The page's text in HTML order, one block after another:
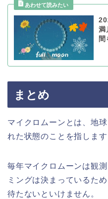
満
間
まとめ
マイクロムーンとは、地
れた状態のことを指します
毎年マイクロムーンは観
ミングは決まっているた
待たないといけません。